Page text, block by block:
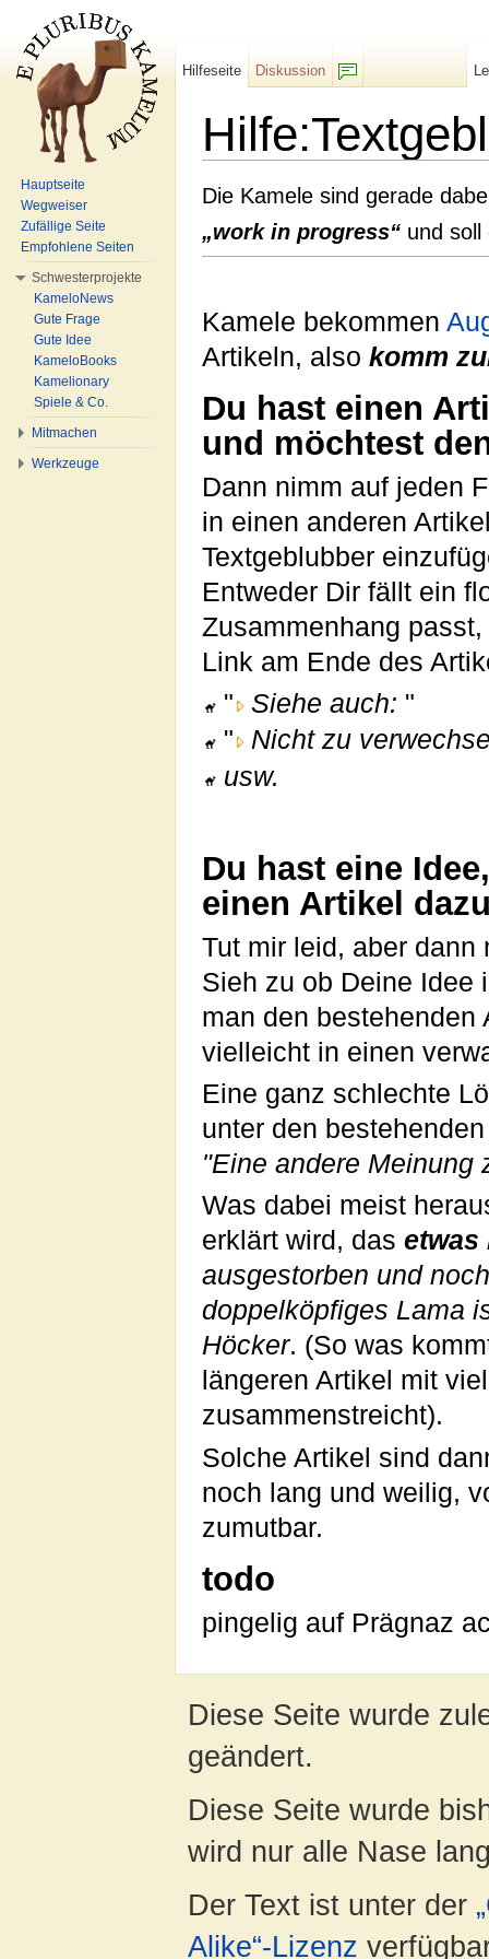
Die Kamele sind gerade
„work in progress“ und soll
Kamele bekommen
Artikeln, also komm
Du hast einen
und möchtest
Dann nimm auf jeden
in einen anderen
Textgeblubber
Entweder Dir fällt ein
Zusammenhang
Link am Ende des
"
Siehe auch: "
"
Nicht zu
usw.
Du hast eine
einen Artikel
Tut mir leid, aber dann
Sieh zu ob Deine Idee
man den bestehenden
vielleicht in einen
Eine ganz schlechte
unter den
"Eine andere Meinung
Was dabei meist
erklärt wird, das etwas
ausgestorben und
doppelköpfiges Lama
Höcker. (So was
längeren Artikel mit
zusammenstreicht).
Solche Artikel sind
noch lang und weilig,
zumutbar.
todo
pingelig auf Prägnaz
Hilfeseite
Diskussion
Hauptseite
Wegweiser
Zufällige Seite
Empfohlene Seiten
Schwesterprojekte
KameloNews
Gute Frage
Gute Idee
KameloBooks
Kamelionary
Spiele & Co.
Mitmachen
Werkzeuge
Diese Seite wurde
geändert.
Diese Seite wurde
wird nur alle Nase
Der Text ist unter der
Alike“-Lizenz